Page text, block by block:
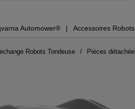
Automower® Accessoires
Robots Tondeuse Pièces